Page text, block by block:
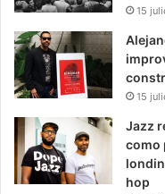
15
15
Jazz
como
hop